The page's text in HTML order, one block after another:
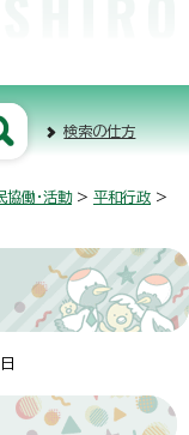
検索の仕方
協働・活動> 平和行政 >